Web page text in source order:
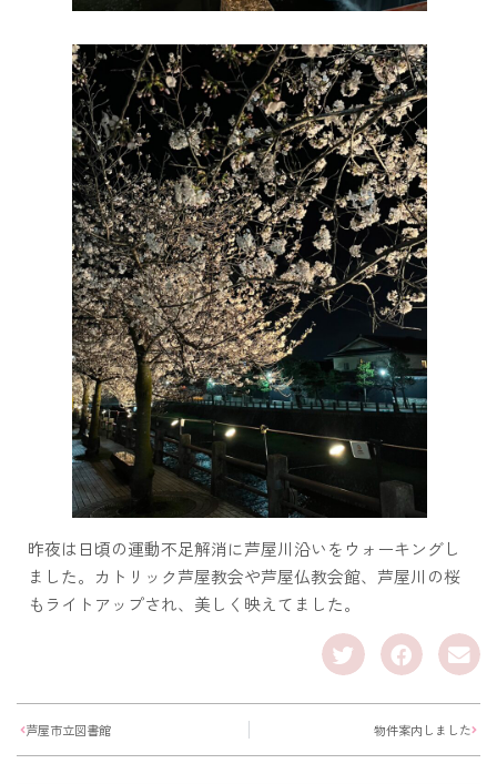
昨夜は日頃の運動不足解消に芦屋川沿いをウォーキングし
ました。カトリック芦屋教会や芦屋仏教会館、芦屋川の桜
もライトアップされ、美しく映えてました。
芦屋市立図書館 物件案内しました